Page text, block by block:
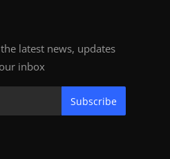
latest news, updates
inbox
Subscribe